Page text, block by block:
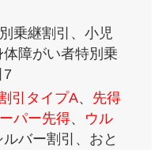
別乗継割引、小児
障がい者特別乗
7
引タイプA、 先得
パー先得、
ウル
バー割引、おと